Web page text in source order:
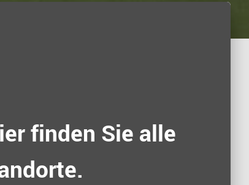
finden Sie alle